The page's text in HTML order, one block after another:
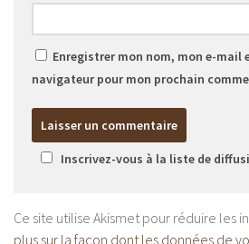
Enregistrer mon nom, mon e-mail
navigateur pour mon prochain
Inscrivez-vous à la liste de
Ce site utilise Akismet pour réduire les
plus sur la façon dont les données de